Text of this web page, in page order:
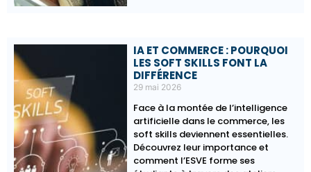
IA ET COMMERCE : POURQUOI
LES SOFT SKILLS FONT LA
DIFFÉRENCE
29 mai 2026
Face à la montée de l’intelligence
artificielle dans le commerce, les
soft skills deviennent essentielles.
Découvrez leur importance et
comment l’ESVE forme ses